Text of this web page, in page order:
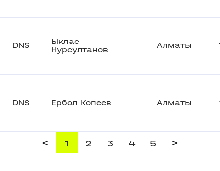
DNS
Ыклас
Нурсултанов
Алматы
DNS Ербол Копеев Алматы
< 1 2 3 4 5 >